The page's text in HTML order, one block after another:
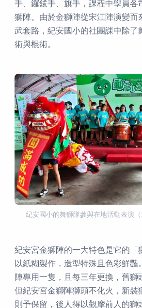
手、鑼鈸手、旗手，課程中學員各
獅陣。由於金獅陣從宋江陣演變而
武套路，紀安國小的社團課中除了
術與棍術。
紀安國小的舞獅隊參與在地活動表演（
紀安宮金獅陣的一大特色是它的「
以紙糊製作，造型特殊且色彩鮮豔
陣專用一隻，且每三年更換，舊獅
但紀安宮金獅陣獅頭不化火，新裝
則予保留，後人得以觀摩前人的獅